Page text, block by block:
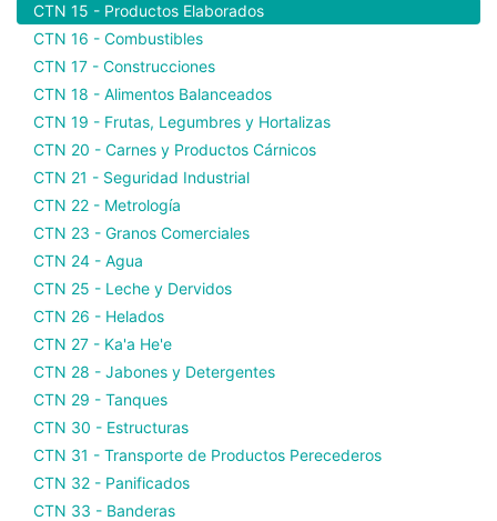
CTN 15 - Productos Elaborados
CTN 16 - Combustibles
CTN 17 - Construcciones
CTN 18 - Alimentos Balanceados
CTN 19 - Frutas, Legumbres y Hortalizas
CTN 20 - Carnes y Productos Cárnicos
CTN 21 - Seguridad Industrial
CTN 22 - Metrología
CTN 23 - Granos Comerciales
CTN 24 - Agua
CTN 25 - Leche y Dervidos
CTN 26 - Helados
CTN 27 - Ka'a He'e
CTN 28 - Jabones y Detergentes
CTN 29 - Tanques
CTN 30 - Estructuras
CTN 31 - Transporte de Productos Perecederos
CTN 32 - Panificados
CTN 33 - Banderas